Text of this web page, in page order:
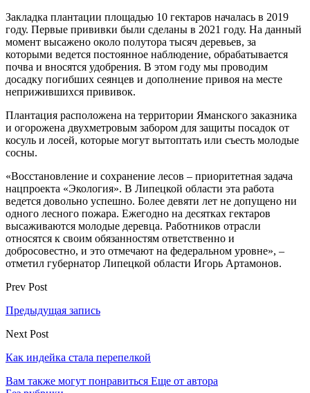
Закладка плантации площадью 10 гектаров началась в 2019
году. Первые прививки были сделаны в 2021 году. На данный
момент высажено около полутора тысяч деревьев, за
которыми ведется постоянное наблюдение, обрабатывается
почва и вносятся удобрения. В этом году мы проводим
досадку погибших сеянцев и дополнение привоя на месте
неприжившихся прививок.
Плантация расположена на территории Яманского заказника
и огорожена двухметровым забором для защиты посадок от
косуль и лосей, которые могут вытоптать или съесть молодые
сосны.
«Восстановление и сохранение лесов – приоритетная задача
нацпроекта «Экология». В Липецкой области эта работа
ведется довольно успешно. Более девяти лет не допущено ни
одного лесного пожара. Ежегодно на десятках гектаров
высаживаются молодые деревца. Работников отрасли
относятся к своим обязанностям ответственно и
добросовестно, и это отмечают на федеральном уровне», –
отметил губернатор Липецкой области Игорь Артамонов.
Prev Post
Предыдущая запись
Next Post
Как индейка стала перепелкой
Вам также могут понравиться Еще от автора